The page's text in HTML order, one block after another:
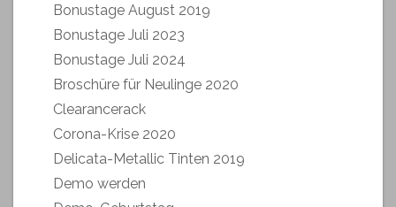
Bonustage August 2019
Bonustage Juli 2023
Bonustage Juli 2024
Broschüre für Neulinge 2020
Clearancerack
Corona-Krise 2020
Delicata-Metallic Tinten 2019
Demo werden